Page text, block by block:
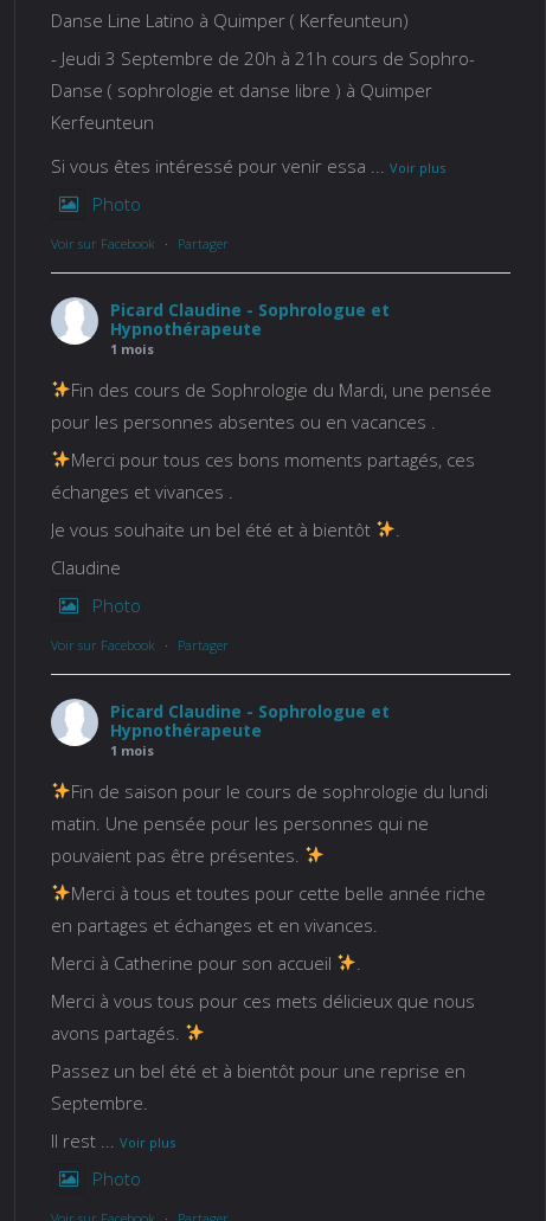
Danse Line Latino à Quimper ( Kerfeunteun)
- Jeudi 3 Septembre de 20h à 21h cours de Sophro-
Danse ( sophrologie et danse libre ) à Quimper
Kerfeunteun
Si vous êtes intéressé pour venir essa
Voir plus
Photo
Voir sur Facebook · Partager
Picard Claudine - Sophrologue et
Hypnothérapeute
1 mois
Fin des cours de Sophrologie du Mardi, une pensée
pour les personnes absentes ou en vacances .
Merci pour tous ces bons moments partagés, ces
échanges et vivances .
Je vous souhaite un bel été et à bientôt
Claudine
Photo
Voir sur Facebook · Partager
Picard Claudine - Sophrologue et
Hypnothérapeute
1 mois
Fin de saison pour le cours de sophrologie du lundi
matin. Une pensée pour les personnes qui ne
pouvaient pas être présentes.
Merci à tous et toutes pour cette belle année riche
en partages et échanges et en vivances.
Merci à Catherine pour son accueil
Merci à vous tous pour ces mets délicieux que nous
avons partagés.
Passez un bel été et à bientôt pour une reprise en
Septembre.
Il rest
Voir plus
Photo
Voir sur Facebook · Partager